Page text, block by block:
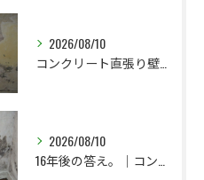
2026/08/10
コンクリート直張り壁紙は、なぜ突然黒カビが発生するのか？
2026/08/10
16年後の答え。｜コンクリート直張り壁紙はどうなったのか？